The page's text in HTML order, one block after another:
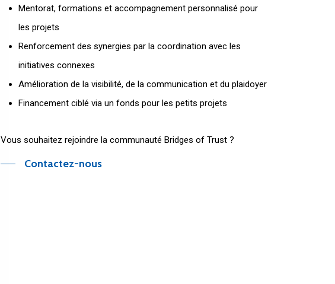
Mentorat, formations et accompagnement personnalisé pour
les projets
Renforcement des synergies par la coordination avec les
initiatives connexes
Amélioration de la visibilité, de la communication et du plaidoyer
Financement ciblé via un fonds pour les petits projets
Vous souhaitez rejoindre la communauté Bridges of Trust ?
Contactez-nous